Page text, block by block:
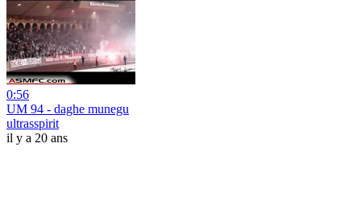
0:56
UM 94 - daghe munegu
ultrasspirit
il y a 20 ans